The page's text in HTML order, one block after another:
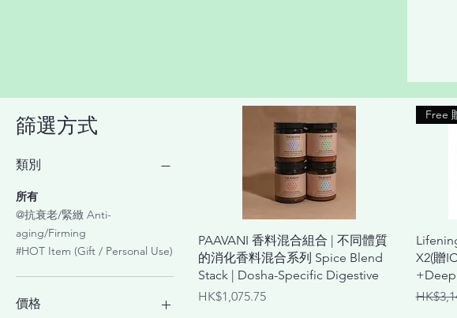
篩選方式
類別
所有
@抗衰老/緊緻 Anti-
aging/Firming
#HOT Item (Gift / Personal Use)
價格
快速瀏覽
PAAVANI 香料混合組合 | 不同體質
的消化香料混合系列 Spice Blend
Stack | Dosha-Specific Digestive
價格
HK$1,075.75
Free
X2(贈
+Deep
一般價